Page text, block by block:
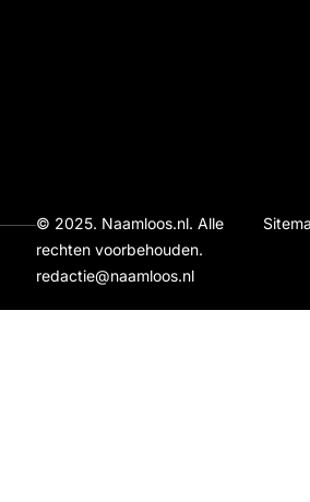
© 2025. Naamloos.nl. Alle
rechten voorbehouden.
redactie@naamloos.nl